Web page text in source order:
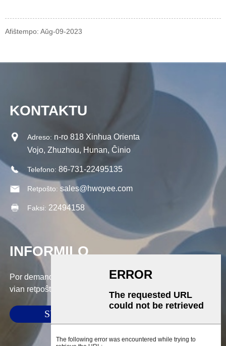
Afiŝtempo: Aŭg-09-2023
KONTAKTU
Adreso: n-ro 818 Xinhua Orienta
Vojo, Zhuzhou, Hunan, Ĉinio
Telefono: 86-731-22495135
Retpoŝto: sales@hwoyee.com
Faksi: 22494158
INFORMILO
Por demandoj pri niaj produktoj aŭ prezlisto, bonvolu lasi
vian retpoŝton al ni kaj ni kontaktos nin ene de 24 horoj.
SUBMETI